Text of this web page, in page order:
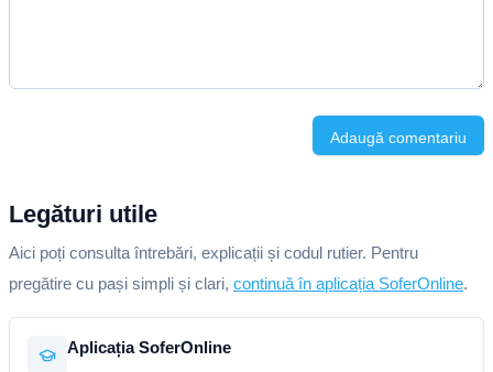
Adaugă comentariu
Legături utile
Aici poți consulta întrebări, explicații și codul rutier. Pentru
pregătire cu pași simpli și clari, continuă în aplicația SoferOnline.
Aplicația SoferOnline